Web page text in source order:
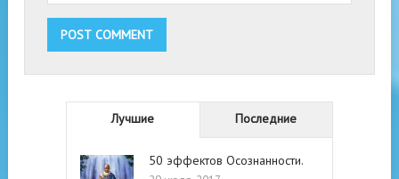
Лучшие Последние
50 эффектов Осознанности.